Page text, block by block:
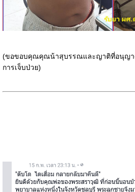
(ขอขอบคุณคุณน้าสุบรรณและญาติที่อนุญาต
การเจ็บป่วย)